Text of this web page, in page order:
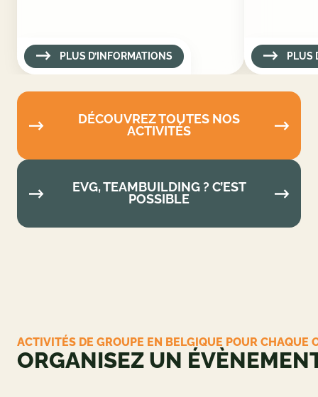
PLUS D’INFORMATIONS PLUS
DÉCOUVREZ TOUTES NOS
ACTIVITÉS
EVG, TEAMBUILDING ? C’EST
POSSIBLE
ACTIVITÉS DE GROUPE EN BELGIQUE POUR
CHAQUE OCCASION
ORGANISEZ UN